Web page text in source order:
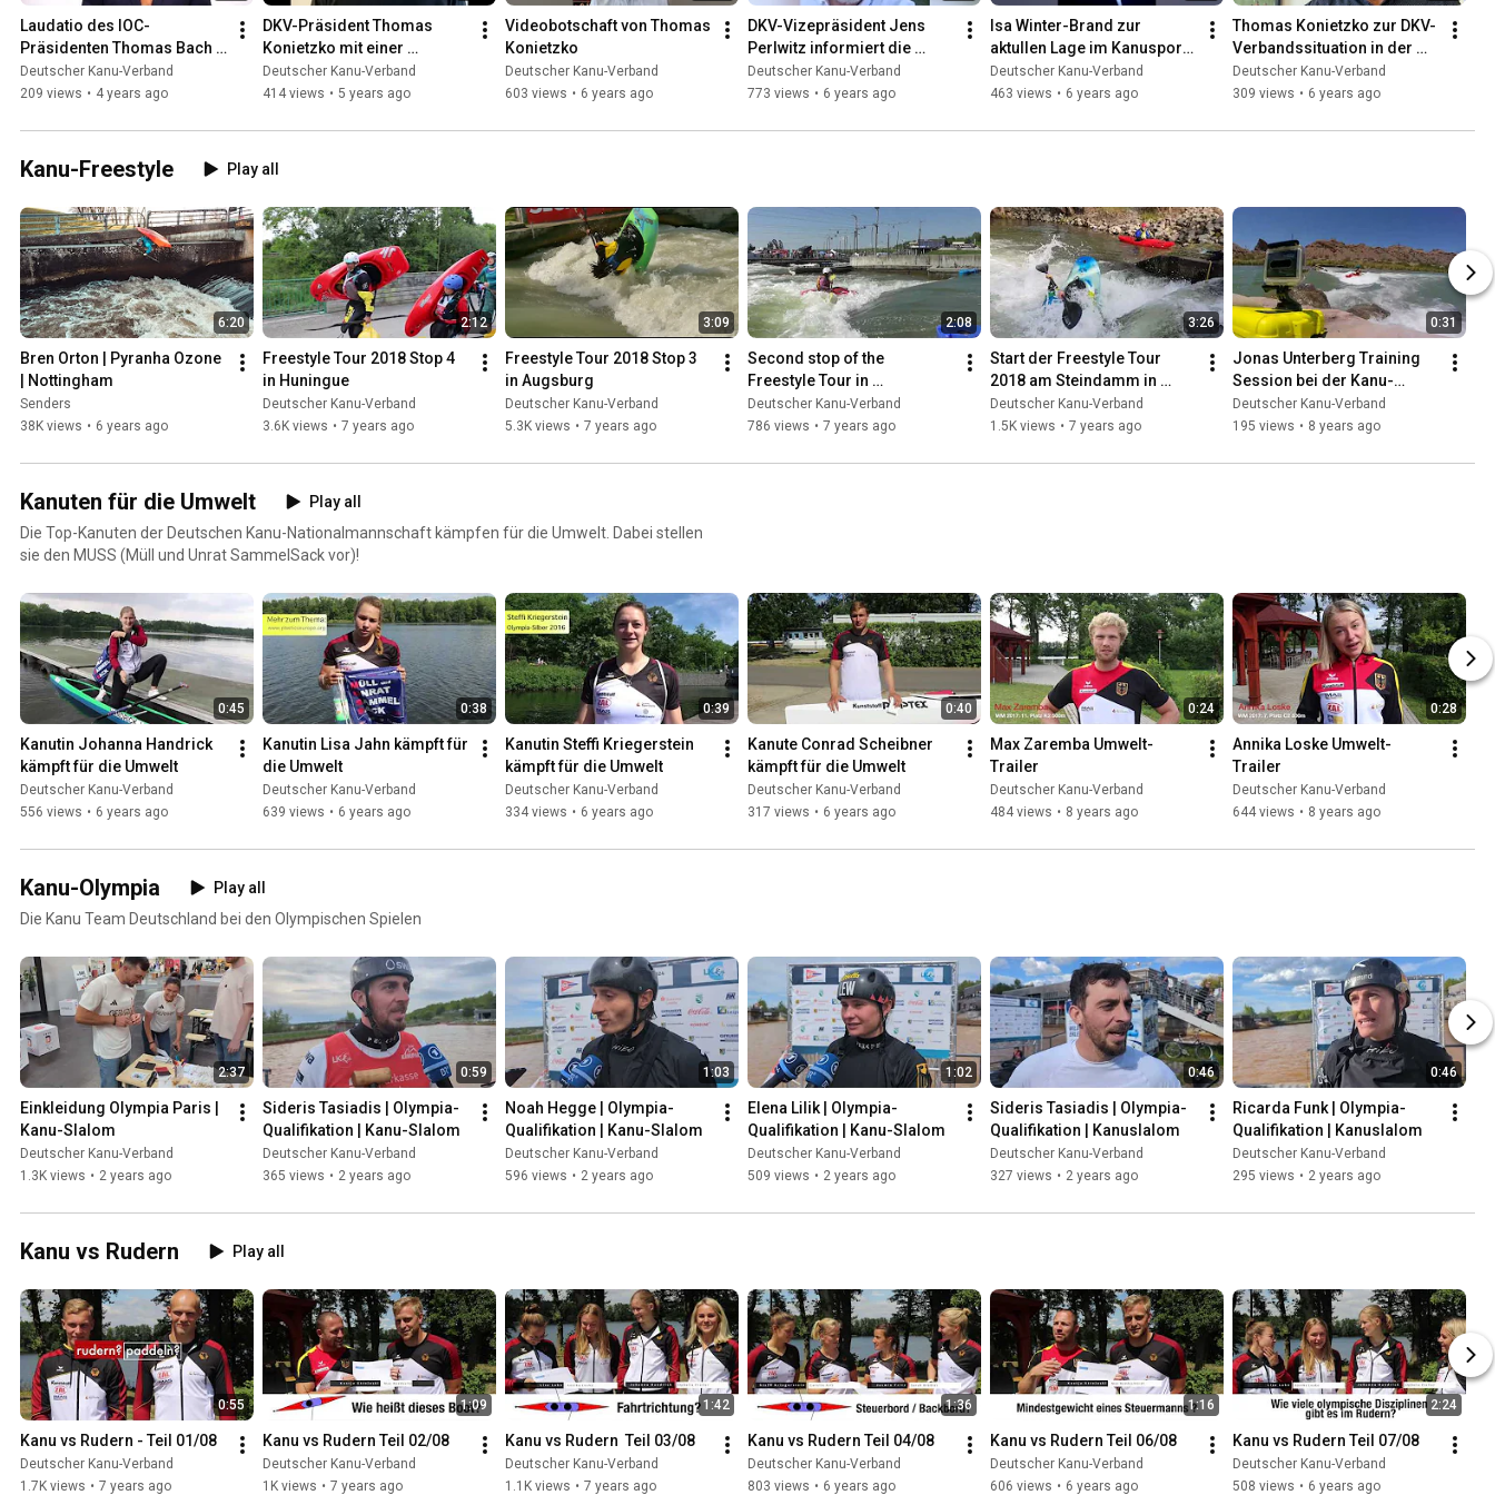
Kanupark Markkleeberg Halt machte. „Mit der Tour wollen wir
den Kontakt zur Community vertiefen und sie außerdem
einladen, unsere brandneue Serie ‚Riverboards‘ zu testen“, sagt
Maurice Rolka, Leiter des Bereichs Marketing und E-Commerce
zufrieden.“
Weitere Informationen unter:
www.paddelfestival.de und auf
www.kanu.de
https://www.youtube.com/@OlafObsommer
https://www.obsommer.de
Laudatio des IOC-
Präsidenten Thomas Bach
für Thomas Konietzko
Deutscher Kanu-Verband
209 views • 4 years ago
DKV-Präsident Thomas
Konietzko mit einer
Videobotschaft für die
Kanuten Deutschlands
Deutscher Kanu-Verband
414 views • 5 years ago
Videobotschaft von Thomas
Konietzko
Deutscher Kanu-Verband
603 views • 6 years ago
DKV-Vizepräsident Jens
Perlwitz informiert die
Kanu-Familie
Deutscher Kanu-Verband
773 views • 6 years ago
Isa Winter-Brand zur
aktullen Lage im Kanusport
während der Coronakrise
Deutscher Kanu-Verband
463 views • 6 years ago
Thomas Konietzko zur DKV-
Verbandssituation in der
Coronakrise
Deutscher Kanu-Verband
309 views • 6 years ago
Kanu-Freestyle Play all
6:20
Bren Orton | Pyranha Ozone
| Nottingham
Senders
38K views • 6 years ago
2:12
Freestyle Tour 2018 Stop 4
in Huningue
Deutscher Kanu-Verband
3.6K views • 7 years ago
3:09
Freestyle Tour 2018 Stop 3
in Augsburg
Deutscher Kanu-Verband
5.3K views • 7 years ago
2:08
Second stop of the
Freestyle Tour in
Markkleeberg
Deutscher Kanu-Verband
786 views • 7 years ago
3:26
Start der Freestyle Tour
2018 am Steindamm in
Trebur
Deutscher Kanu-Verband
1.5K views • 7 years ago
0:31
Jonas Unterberg Training
Session bei der Kanu-
Freestyle WM 2017
Deutscher Kanu-Verband
195 views • 8 years ago
Kanuten für die Umwelt
Play all
Die Top-Kanuten der Deutschen Kanu-Nationalmannschaft kämpfen für die Umwelt. Dabei stellen
sie den MUSS (Müll und Unrat SammelSack vor)!
0:45
Kanutin Johanna Handrick
kämpft für die Umwelt
Deutscher Kanu-Verband
556 views • 6 years ago
0:38
Kanutin Lisa Jahn kämpft für
die Umwelt
Deutscher Kanu-Verband
639 views • 6 years ago
0:39
Kanutin Steffi Kriegerstein
kämpft für die Umwelt
Deutscher Kanu-Verband
334 views • 6 years ago
0:40
Kanute Conrad Scheibner
kämpft für die Umwelt
Deutscher Kanu-Verband
317 views • 6 years ago
0:24
Max Zaremba Umwelt-
Trailer
Deutscher Kanu-Verband
484 views • 8 years ago
0:28
Annika Loske Umwelt-
Trailer
Deutscher Kanu-Verband
644 views • 8 years ago
Kanu-Olympia
Play all
Die Kanu Team Deutschland bei den Olympischen Spielen
2:37
Einkleidung Olympia Paris |
Kanu-Slalom
Deutscher Kanu-Verband
1.3K views • 2 years ago
0:59
Sideris Tasiadis | Olympia-
Qualifikation | Kanu-Slalom
Deutscher Kanu-Verband
365 views • 2 years ago
1:03
Noah Hegge | Olympia-
Qualifikation | Kanu-Slalom
Deutscher Kanu-Verband
596 views • 2 years ago
1:02
Elena Lilik | Olympia-
Qualifikation | Kanu-Slalom
Deutscher Kanu-Verband
509 views • 2 years ago
0:46
Sideris Tasiadis | Olympia-
Qualifikation | Kanuslalom
Deutscher Kanu-Verband
327 views • 2 years ago
0:46
Ricarda Funk | Olympia-
Qualifikation | Kanuslalom
Deutscher Kanu-Verband
295 views • 2 years ago
Kanu vs Rudern Play all
0:55
Kanu vs Rudern - Teil 01/08
Deutscher Kanu-Verband
1.7K views • 7 years ago
1:09
Kanu vs Rudern Teil 02/08
Deutscher Kanu-Verband
1K views • 7 years ago
1:42
Kanu vs Rudern  Teil 03/08
Deutscher Kanu-Verband
1.1K views • 7 years ago
1:36
Kanu vs Rudern Teil 04/08
Deutscher Kanu-Verband
803 views • 6 years ago
1:16
Kanu vs Rudern Teil 06/08
Deutscher Kanu-Verband
606 views • 6 years ago
2:24
Kanu vs Rudern Teil 07/08
Deutscher Kanu-Verband
508 views • 6 years ago